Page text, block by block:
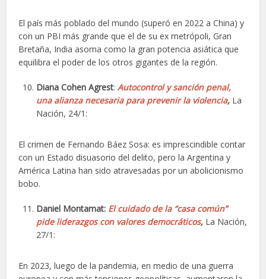
El país más poblado del mundo (superó en 2022 a China) y
con un PBI más grande que el de su ex metrópoli, Gran
Bretaña, India asoma como la gran potencia asiática que
equilibra el poder de los otros gigantes de la región.
Diana Cohen Agrest:Autocontrol y sanción penal,
una alianza necesaria para prevenir la violencia, La
Nación, 24/1:
El crimen de Fernando Báez Sosa: es imprescindible contar
con un Estado disuasorio del delito, pero la Argentina y
América Latina han sido atravesadas por un abolicionismo
bobo.
Daniel Montamat: El cuidado de la “casa común”
pide liderazgos con valores democráticos, La Nación,
27/1:
En 2023, luego de la pandemia, en medio de una guerra